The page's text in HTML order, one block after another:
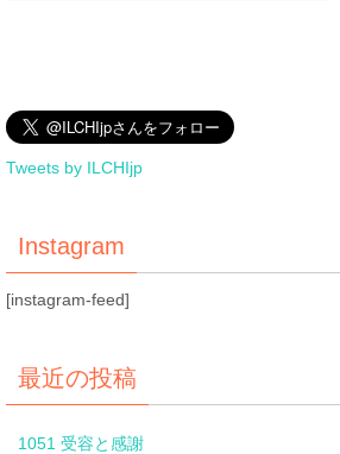
Tweets by ILCHIjp
Instagram
[instagram-feed]
最近の投稿
1051 受容と感謝